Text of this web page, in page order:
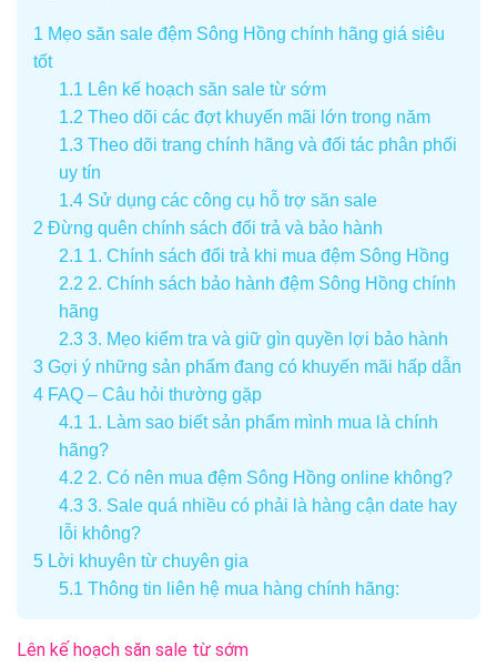
1 Mẹo săn sale đệm Sông Hồng chính hãng giá siêu
tốt
1.1 Lên kế hoạch săn sale từ sớm
1.2 Theo dõi các đợt khuyến mãi lớn trong năm
1.3Theo dõi trang chính hãng và đối tác phân phối
uy tín
1.4Sử dụng các công cụ hỗ trợ săn sale
2 Đừng quên chính sách đổi trả và bảo hành
2.1 1. Chính sách đổi trả khi mua đệm Sông Hồng
2.2 2. Chính sách bảo hành đệm Sông Hồng chính
hãng
2.33. Mẹo kiểm tra và giữ gìn quyền lợi bảo hành
3 Gợi ý những sản phẩm đang có khuyến mãi hấp dẫn
4 FAQ – Câu hỏi thường gặp
4.1 1. Làm sao biết sản phẩm mình mua là chính
hãng?
4.2 2. Có nên mua đệm Sông Hồng online không?
4.33. Sale quá nhiều có phải là hàng cận date hay
lỗi không?
5 Lời khuyên từ chuyên gia
5.1 Thông tin liên hệ mua hàng chính hãng:
Lên kế hoạch săn sale từ sớm